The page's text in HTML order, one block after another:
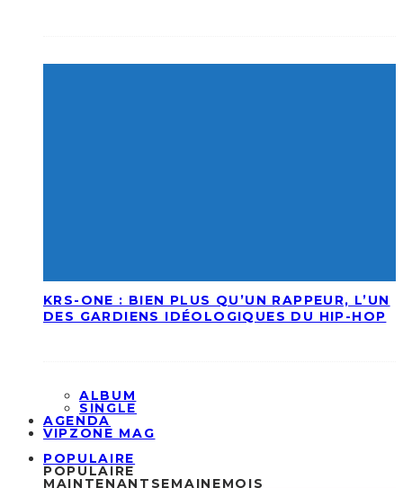
KRS-ONE : BIEN PLUS QU’UN RAPPEUR, L’UN
DES GARDIENS IDÉOLOGIQUES DU HIP-HOP
ALBUM
SINGLE
AGENDA
VIPZONE MAG
POPULAIRE
POPULAIRE
MAINTENANT SEMAINEMOIS